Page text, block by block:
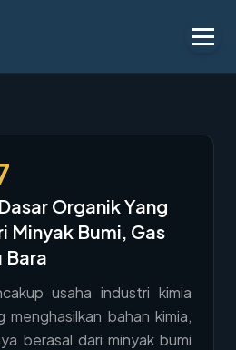
Organik Yang
Minyak Bumi, Gas
Bara
usaha industri kimia
menghasilkan bahan kimia,
berasal dari minyak bumi